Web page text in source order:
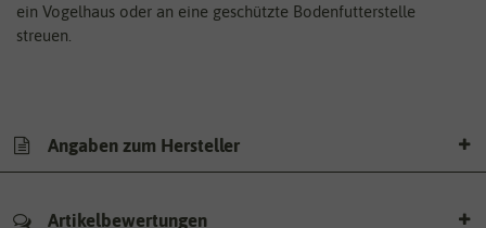
ein Vogelhaus oder an eine geschützte Bodenfutterstelle
streuen.
Angaben zum Hersteller
Artikelbewertungen